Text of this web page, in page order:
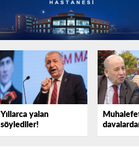
Yıllarca yalan
söylediler!
çıkmaz